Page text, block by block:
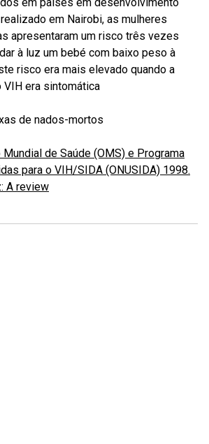
em Nairobi, as mulheres
apresentaram um risco três vezes
à luz um bebé com baixo peso à
risco era mais elevado quando a
VIH era sintomática
de nados-mortos
Mundial de Saúde (OMS) e Programa
para o VIH/SIDA (ONUSIDA) 1998.
A review